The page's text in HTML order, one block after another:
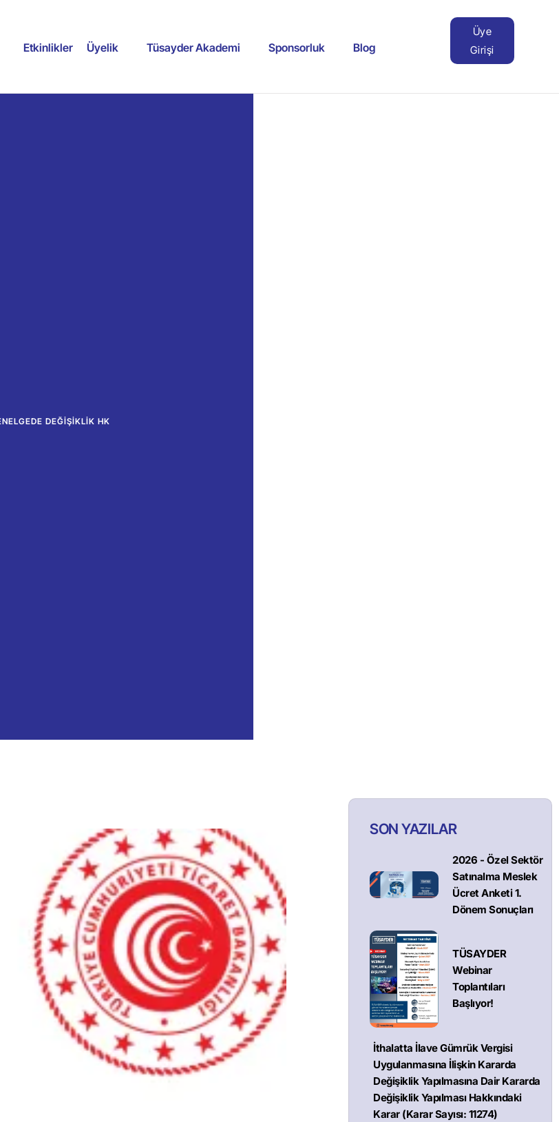
Etkinlikler Üyelik Tüsayder Akademi Sponsorluk Blog
Üye
Girişi
DEĞIŞIKLIK HK
SON YAZILAR
2026 - Özel Sektör
Satınalma Meslek
Ücret Anketi 1.
Dönem Sonuçları
TÜSAYDER
Webinar
Toplantıları
Başlıyor!
İthalatta İlave Gümrük Vergisi
Uygulanmasına İlişkin Kararda
Değişiklik Yapılmasına Dair Kararda
Değişiklik Yapılması Hakkındaki
Karar (Karar Sayısı: 11274)